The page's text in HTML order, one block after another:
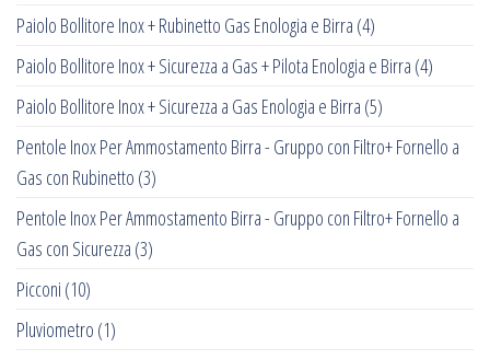
Paiolo Bollitore Inox + Rubinetto Gas Enologia e Birra (4)
Paiolo Bollitore Inox + Sicurezza a Gas + Pilota Enologia e Birra (4)
Paiolo Bollitore Inox + Sicurezza a Gas Enologia e Birra (5)
Pentole Inox Per Ammostamento Birra - Gruppo con Filtro+ Fornello a
Gas con Rubinetto (3)
Pentole Inox Per Ammostamento Birra - Gruppo con Filtro+ Fornello a
Gas con Sicurezza (3)
Picconi (10)
Pluviometro (1)